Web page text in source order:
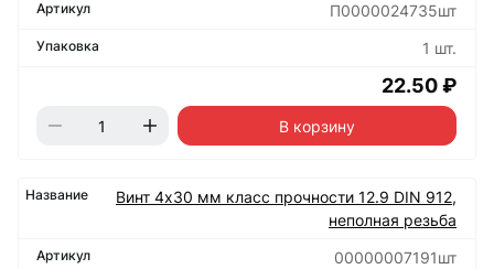
П0000024735шт
1 шт.
22.50 ₽
В корзину
Винт 4х30 мм класс прочности 12.9 DIN 912,
неполная резьба
00000007191шт